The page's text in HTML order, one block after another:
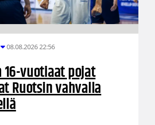
08.08.2026 22:56
16-vuotiaat pojat
Ruotsin vahvalla